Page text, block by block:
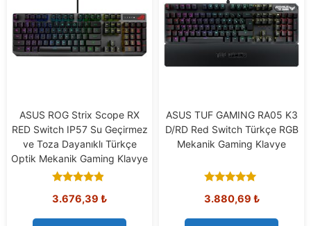
ASUS ROG Strix Scope RX
RED Switch IP57 Su Geçirmez
ve Toza Dayanıklı Türkçe
Optik Mekanik Gaming Klavye
out of 5
3.676,39 ₺
ASUS TUF GAMING RA05 K3
D/RD Red Switch Türkçe RGB
Mekanik Gaming Klavye
out of 5
3.880,69 ₺